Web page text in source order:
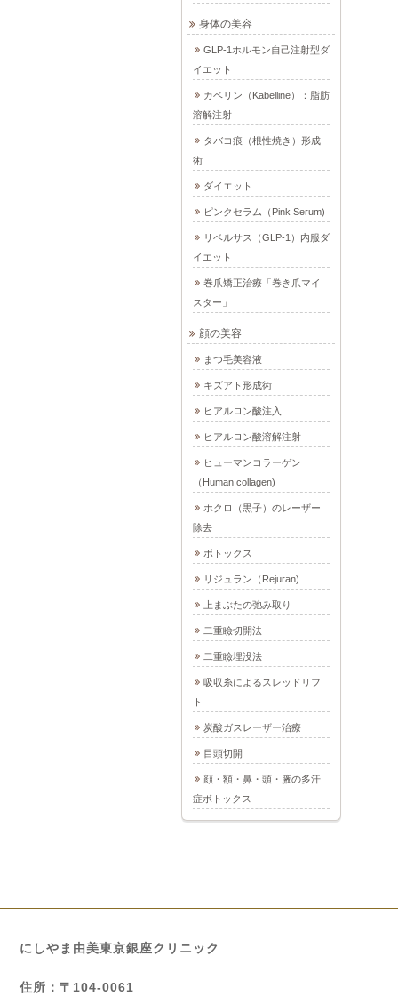
身体の美容
GLP-1ホルモン自己注射型ダ
イエット
カベリン（Kabelline）：脂肪
溶解注射
タバコ痕（根性焼き）形成
術
ダイエット
ピンクセラム（Pink Serum)
リベルサス（GLP-1）内服ダ
イエット
巻爪矯正治療「巻き爪マイ
スター」
顔の美容
まつ毛美容液
キズアト形成術
ヒアルロン酸注入
ヒアルロン酸溶解注射
ヒューマンコラーゲン
（Human collagen)
ホクロ（黒子）のレーザー
除去
ボトックス
リジュラン（Rejuran)
上まぶたの弛み取り
二重瞼切開法
二重瞼埋没法
吸収糸によるスレッドリフ
ト
炭酸ガスレーザー治療
目頭切開
顔・額・鼻・頭・腋の多汗
症ボトックス
にしやま由美東京銀座クリニック
住所：〒104-0061